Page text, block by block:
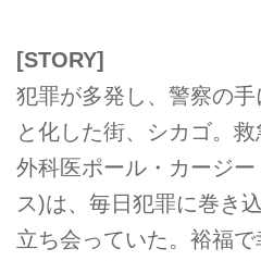
[STORY]
犯罪が多発し、警察の
と化した街、シカゴ。
外科医ポール・カージ
ス)は、毎日犯罪に巻き
立ち会っていた。裕福